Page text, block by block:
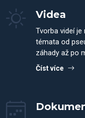
Videa
Tvorba videí
témata od
záhady až po
Číst více